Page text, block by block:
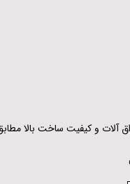
آلات و کیفیت ساخت